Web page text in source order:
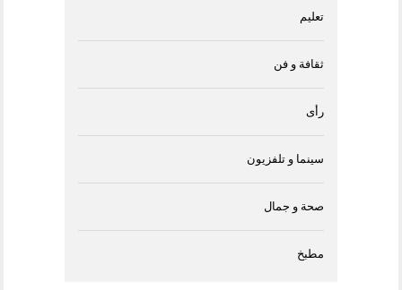
تعليم
ثقافة و فن
رأى
سينما و تلفزيون
صحة و جمال
مطبخ